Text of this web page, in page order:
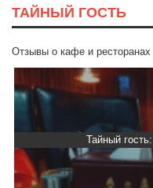
ТАЙНЫЙ ГОСТЬ
Отзывы о кафе и ресторанах
Тайный